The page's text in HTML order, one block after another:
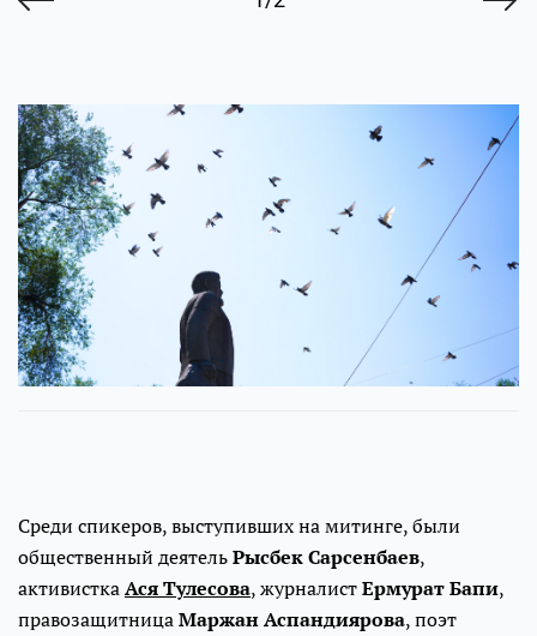
Среди спикеров, выступивших на митинге, были
общественный деятельРысбек Сарсенбаев,
активисткаАся Тулесова, журналистЕрмурат Бапи,
правозащитницаМаржан Аспандиярова, поэт